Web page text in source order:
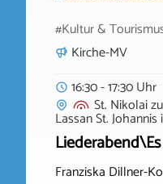
#Kultur &
Kirche-MV
16:30 - 17:30 Uhr
St. Nikolai
Lassan St. Johannis
Franziska Dillner-